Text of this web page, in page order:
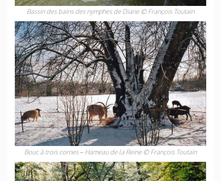
Bassin des bains des nymphes de Diane © François Toutain
Bouc à trois cornes – Hameau de la Reine © François Toutain